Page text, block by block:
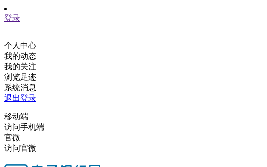
登录
个人中心
我的动态
我的关注
浏览足迹
系统消息
退出登录
移动端
访问手机端
官微
访问官微